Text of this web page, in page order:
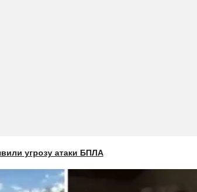
угрозу атаки БПЛА